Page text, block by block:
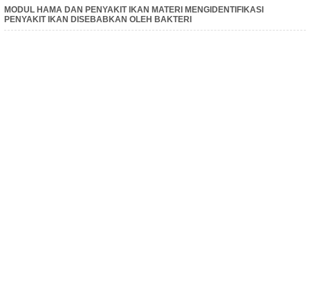
MODUL HAMA DAN PENYAKIT IKAN MATERI MENGIDENTIFIKASI
PENYAKIT IKAN DISEBABKAN OLEH BAKTERI